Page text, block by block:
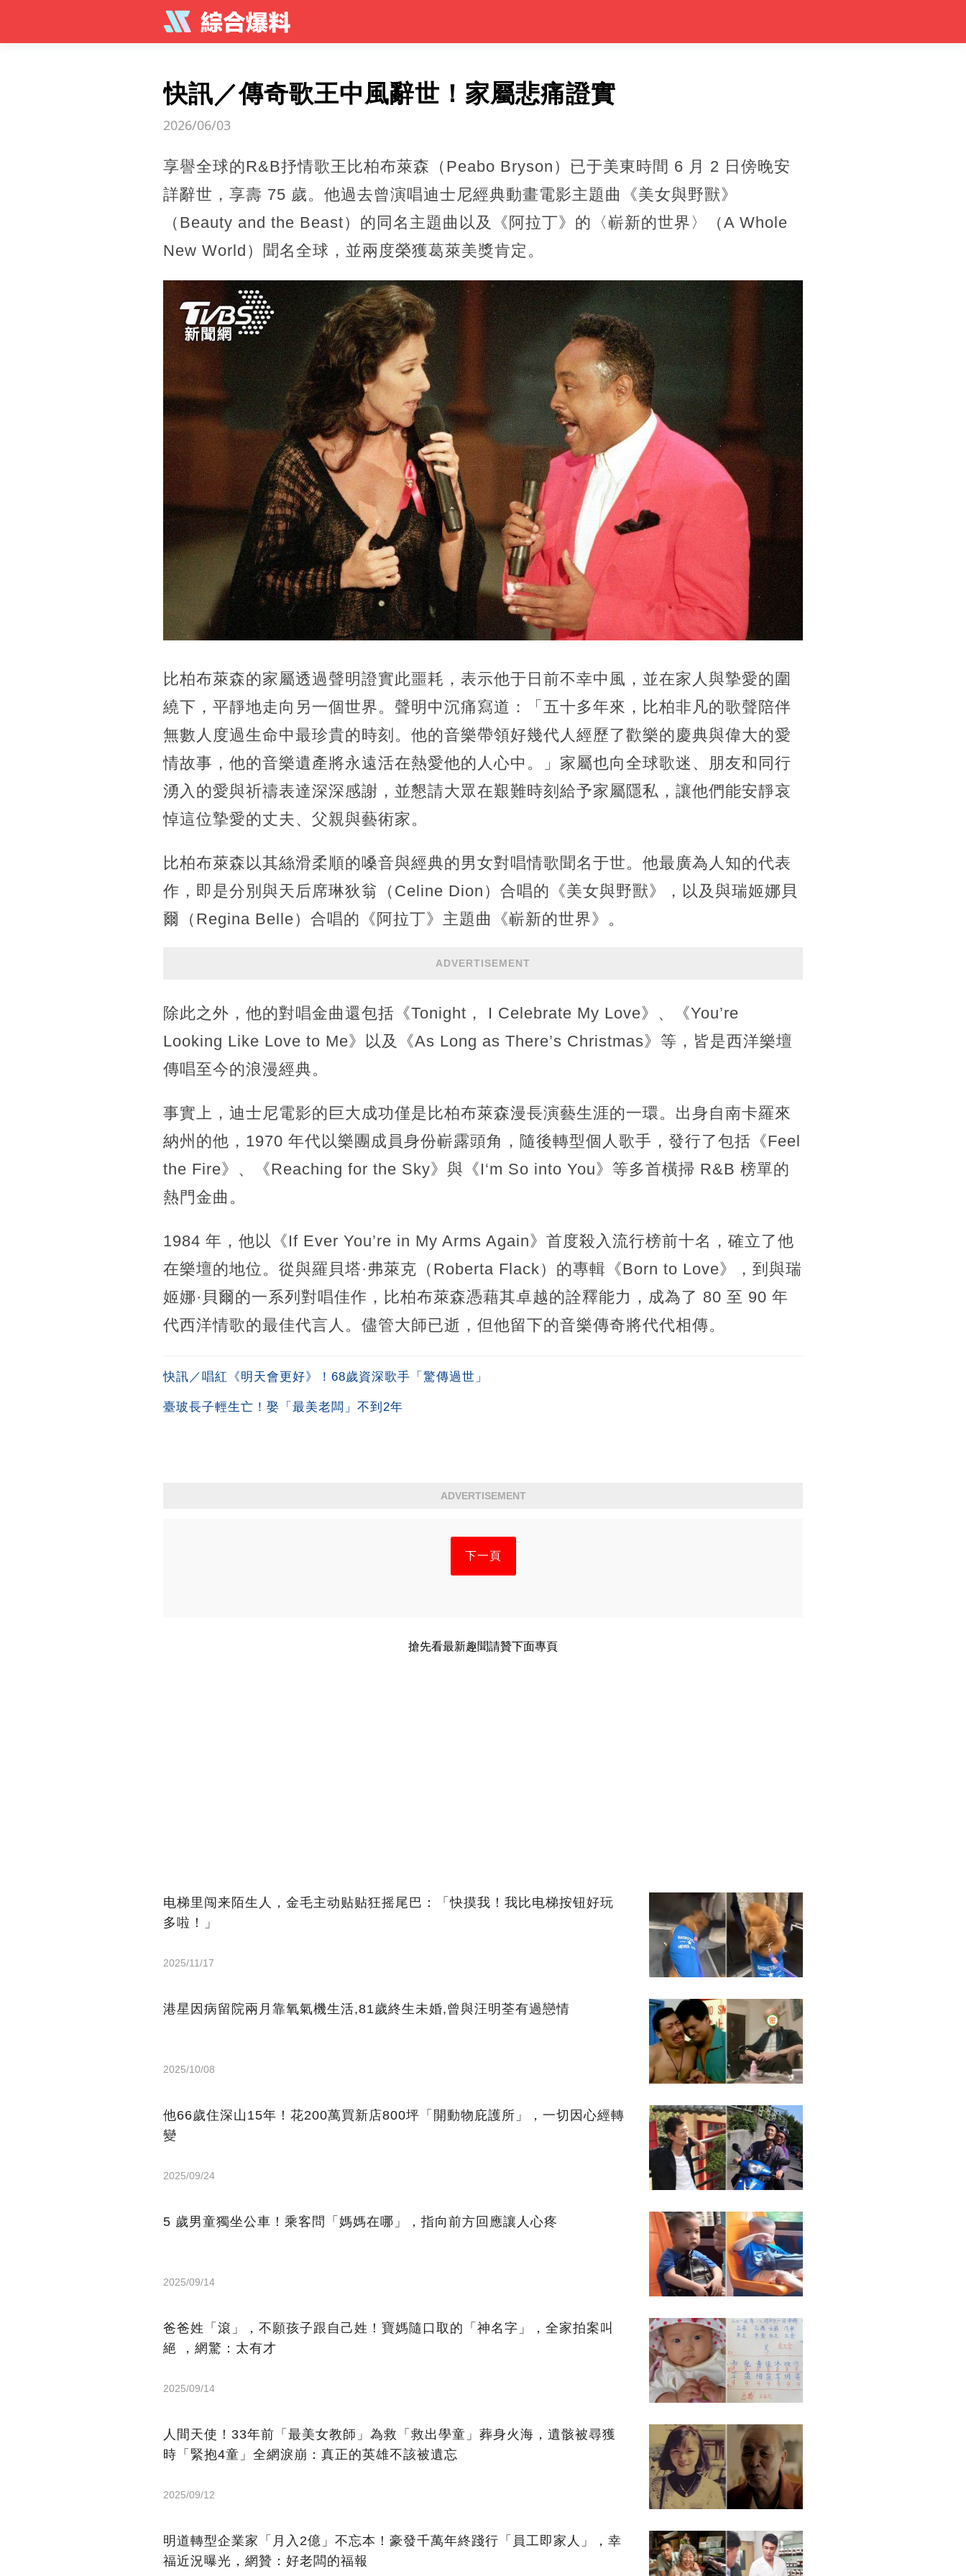
快訊／傳奇歌王中風辭世！家屬悲痛證實
2026/06/03
享譽全球的R&B抒情歌王比柏布萊森（Peabo Bryson）已于美東時間 6 月 2 日傍晚安
詳辭世，享壽 75 歲。他過去曾演唱迪士尼經典動畫電影主題曲《美女與野獸》
（Beauty and the Beast）的同名主題曲以及《阿拉丁》的〈嶄新的世界〉（A Whole
New World）聞名全球，並兩度榮獲葛萊美獎肯定。
比柏布萊森的家屬透過聲明證實此噩耗，表示他于日前不幸中風，並在家人與摯愛的圍
繞下，平靜地走向另一個世界。聲明中沉痛寫道：「五十多年來，比柏非凡的歌聲陪伴
無數人度過生命中最珍貴的時刻。他的音樂帶領好幾代人經歷了歡樂的慶典與偉大的愛
情故事，他的音樂遺產將永遠活在熱愛他的人心中。」家屬也向全球歌迷、朋友和同行
湧入的愛與祈禱表達深深感謝，並懇請大眾在艱難時刻給予家屬隱私，讓他們能安靜哀
悼這位摯愛的丈夫、父親與藝術家。
比柏布萊森以其絲滑柔順的嗓音與經典的男女對唱情歌聞名于世。他最廣為人知的代表
作，即是分別與天后席琳狄翁（Celine Dion）合唱的《美女與野獸》，以及與瑞姬娜貝
爾（Regina Belle）合唱的《阿拉丁》主題曲《嶄新的世界》。
ADVERTISEMENT
除此之外，他的對唱金曲還包括《Tonight， I Celebrate My Love》、《You’re
Looking Like Love to Me》以及《As Long as There’s Christmas》等，皆是西洋樂壇
傳唱至今的浪漫經典。
事實上，迪士尼電影的巨大成功僅是比柏布萊森漫長演藝生涯的一環。出身自南卡羅來
納州的他，1970 年代以樂團成員身份嶄露頭角，隨後轉型個人歌手，發行了包括《Feel
the Fire》、《Reaching for the Sky》與《I‘m So into You》等多首橫掃 R&B 榜單的
熱門金曲。
1984 年，他以《If Ever You’re in My Arms Again》首度殺入流行榜前十名，確立了他
在樂壇的地位。從與羅貝塔·弗萊克（Roberta Flack）的專輯《Born to Love》，到與瑞
姬娜·貝爾的一系列對唱佳作，比柏布萊森憑藉其卓越的詮釋能力，成為了 80 至 90 年
代西洋情歌的最佳代言人。儘管大師已逝，但他留下的音樂傳奇將代代相傳。
快訊／唱紅《明天會更好》！68歲資深歌手「驚傳過世」
臺玻長子輕生亡！娶「最美老闆」不到2年
ADVERTISEMENT
下一頁
搶先看最新趣聞請贊下面專頁
电梯里闯来陌生人，金毛主动贴贴狂摇尾巴：「快摸我！我比电梯按钮好玩
多啦！」
2025/11/17
港星因病留院兩月靠氧氣機生活,81歲終生未婚,曾與汪明荃有過戀情
2025/10/08
他66歲住深山15年！花200萬買新店800坪「開動物庇護所」，一切因心經轉
變
2025/09/24
5 歲男童獨坐公車！乘客問「媽媽在哪」，指向前方回應讓人心疼
2025/09/14
爸爸姓「滾」，不願孩子跟自己姓！寶媽隨口取的「神名字」，全家拍案叫
絕 ，網驚：太有才
2025/09/14
人間天使！33年前「最美女教師」為救「救出學童」葬身火海，遺骸被尋獲
時「緊抱4童」全網淚崩：真正的英雄不該被遺忘
2025/09/12
明道轉型企業家「月入2億」不忘本！豪發千萬年終踐行「員工即家人」，幸
福近況曝光，網贊：好老闆的福報